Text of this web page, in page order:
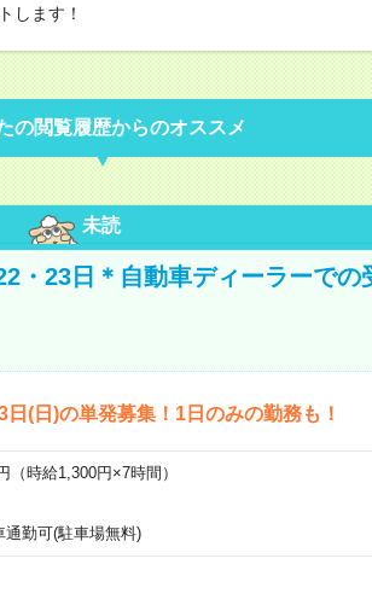
します！
の閲覧履歴からのオススメ
未読
・23日＊自動車ディーラーでの
(日)の単発募集！1日のみの勤務も！
時給1,300円×7時間）
通勤可(駐車場無料)